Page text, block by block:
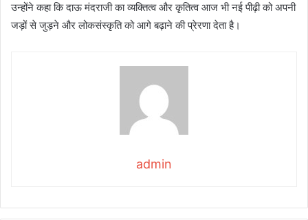
उन्होंने कहा कि दाऊ मंदराजी का व्यक्तित्व और कृतित्व आज भी नई पीढ़ी को अपनी
जड़ों से जुड़ने और लोकसंस्कृति को आगे बढ़ाने की प्रेरणा देता है।
admin